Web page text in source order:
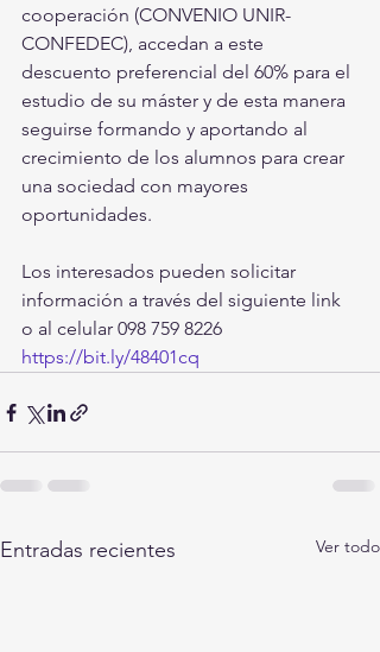
cooperación (CONVENIO UNIR-
CONFEDEC), accedan a este
descuento preferencial del 60% para el
estudio de su máster y de esta manera
seguirse formando y aportando al
crecimiento de los alumnos para crear
una sociedad con mayores
oportunidades.
Los interesados pueden solicitar
información a través del siguiente link
o al celular 098 759 8226
https://bit.ly/48401cq
Entradas recientes Ver todo